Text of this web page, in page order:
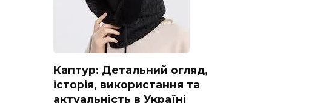
Каптур: Детальний огляд,
історія, використання та
актуальність в Україні